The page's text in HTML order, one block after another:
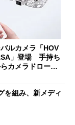
ルカメラ「HOV
」登場 手持ち
カメラドローン
を組み、新メディ